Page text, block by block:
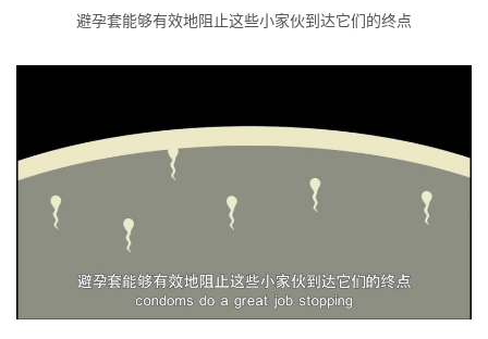
避孕套能够有效地阻止这些小家伙到达它们的终点